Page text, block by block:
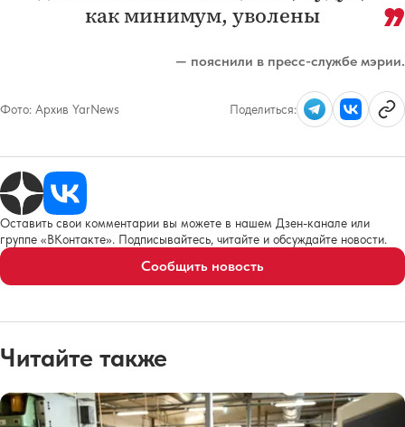
как минимум, уволены
— пояснили в пресс-службе мэрии.
Фото: Архив YarNews Поделиться:
Оставить свои комментарии вы можете в нашем Дзен-канале или
группе «ВКонтакте». Подписывайтесь, читайте и обсуждайте новости.
Сообщить новость
Читайте также